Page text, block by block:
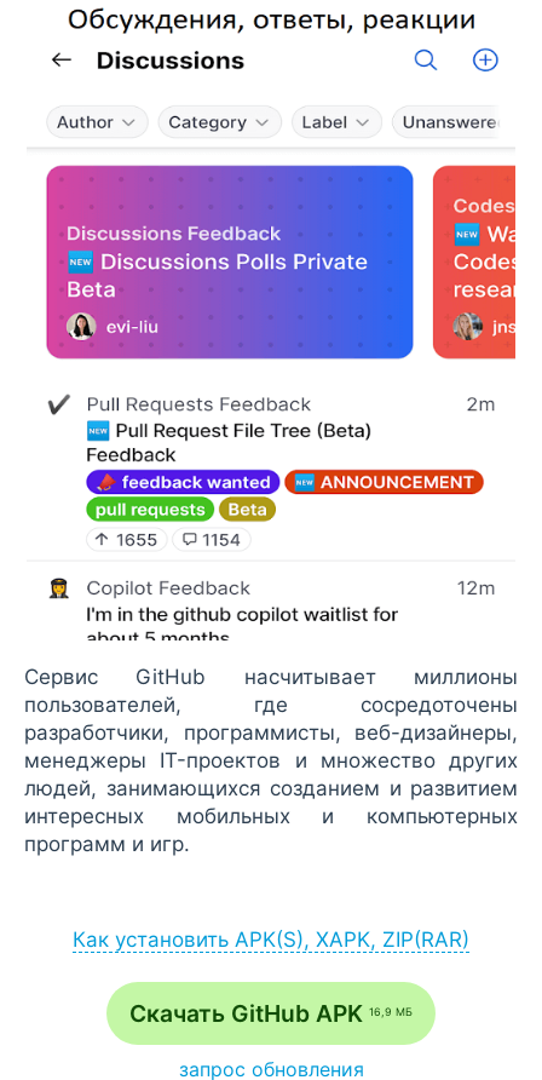
Сервис GitHub насчитывает миллионы
пользователей, где сосредоточены
разработчики, программисты, веб-дизайнеры,
менеджеры IT-проектов и множество других
людей, занимающихся созданием и развитием
интересных мобильных и компьютерных
программ и игр.
Как установить APK(S), XAPK, ZIP(RAR)
после загрузки APK-файла запустите его
через браузер (Меню - Загрузки) или
Скачать GitHub APK 16,9 МБ
запрос обновления